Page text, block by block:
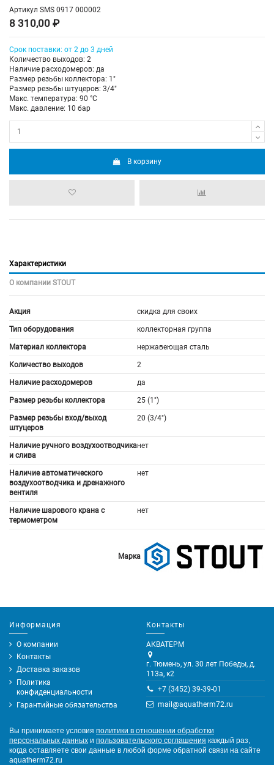
Артикул SMS 0917 000002
8 310,00 ₽
Срок поставки: от 2 до 3 дней
Количество выходов: 2
Наличие расходомеров: да
Размер резьбы коллектора: 1"
Размер резьбы штуцеров: 3/4"
Макс. температура: 90 °С
Макс. давление: 10 бар
В корзину
Характеристики
О компании STOUT
Акция скидка для своих
Тип оборудования коллекторная группа
Материал коллектора нержавеющая сталь
Количество выходов 2
Наличие расходомеров да
Размер резьбы коллектора 25 (1")
Размер резьбы вход/выход
штуцеров
20 (3/4")
Наличие ручного воздухоотводчика
и слива
нет
Наличие автоматического
воздухоотводчика и дренажного
вентиля
нет
Наличие шарового крана с
термометром
нет
Марка
Информация
О компании
Контакты
Доставка заказов
Политика
конфиденциальности
Гарантийные обязательства
Контакты
АКВАТЕРМ
г. Тюмень, ул. 30 лет Победы, д.
113а, к2
+7 (3452) 39-39-01
mail@aquatherm72.ru
Вы принимаете условия политики в отношении обработки
персональных данных и пользовательского соглашения каждый раз,
когда оставляете свои данные в любой форме обратной связи на сайте
aquatherm72.ru